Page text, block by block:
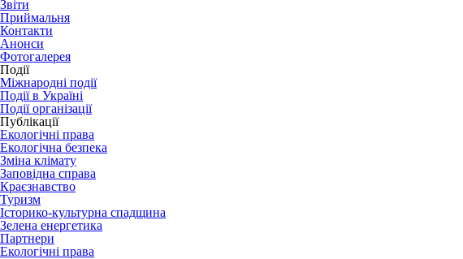
Звіти
Приймальня
Контакти
Анонси
Фотогалерея
Події
Міжнародні події
Події в Україні
Події організації
Публікації
Екологічні права
Екологічна безпека
Зміна клімату
Заповідна справа
Краєзнавство
Туризм
Історико-культурна спадщина
Зелена енергетика
Партнери
Екологічні права